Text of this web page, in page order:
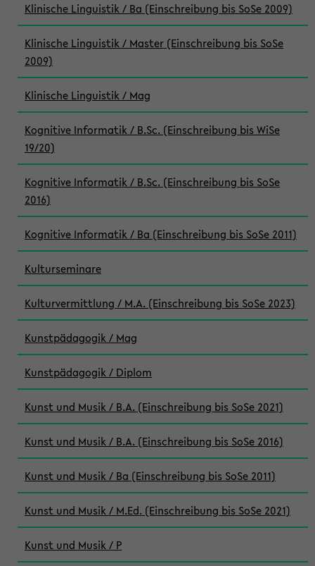
Klinische Linguistik / Ba (Einschreibung bis SoSe 2009)
Klinische Linguistik / Master (Einschreibung bis SoSe
2009)
Klinische Linguistik / Mag
Kognitive Informatik / B.Sc. (Einschreibung bis WiSe
19/20)
Kognitive Informatik / B.Sc. (Einschreibung bis SoSe
2016)
Kognitive Informatik / Ba (Einschreibung bis SoSe 2011)
Kulturseminare
Kulturvermittlung / M.A. (Einschreibung bis SoSe 2023)
Kunstpädagogik / Mag
Kunstpädagogik / Diplom
Kunst und Musik / B.A. (Einschreibung bis SoSe 2021)
Kunst und Musik / B.A. (Einschreibung bis SoSe 2016)
Kunst und Musik / Ba (Einschreibung bis SoSe 2011)
Kunst und Musik / M.Ed. (Einschreibung bis SoSe 2021)
Kunst und Musik / P